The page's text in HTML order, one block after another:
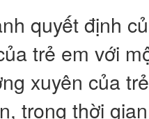
quyết định
trẻ em với
xuyên của
trong thời